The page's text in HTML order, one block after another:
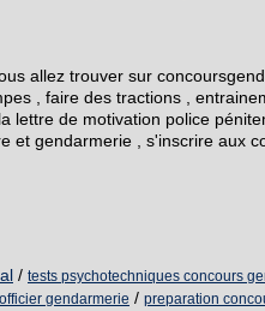
allez trouver sur
, faire des tractions ,
lettre de motivation police
et gendarmerie , s'inscrire aux
/ tests psychotechniques concours
gendarmerie / preparation